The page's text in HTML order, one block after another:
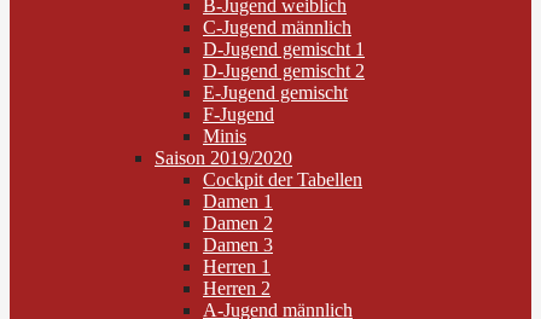
B-Jugend weiblich
C-Jugend männlich
D-Jugend gemischt 1
D-Jugend gemischt 2
E-Jugend gemischt
F-Jugend
Minis
Saison 2019/2020
Cockpit der Tabellen
Damen 1
Damen 2
Damen 3
Herren 1
Herren 2
A-Jugend männlich